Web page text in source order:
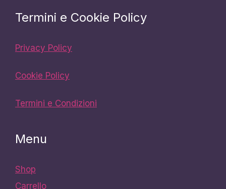
Termini e Cookie Policy
Privacy Policy
Cookie Policy
Termini e Condizioni
Menu
Shop
Carrello